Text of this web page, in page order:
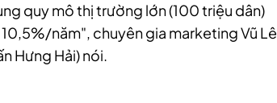
quy mô thị trường lớn (100 triệu dân)
năm", chuyên gia marketing Vũ Lê
Hưng Hải) nói.